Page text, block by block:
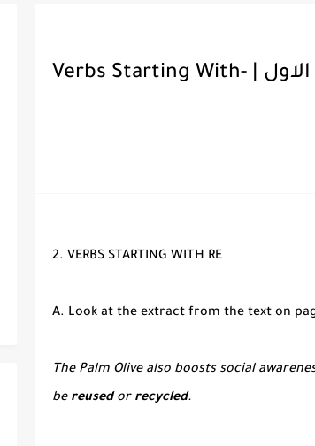
Traveller 5 | ثالث ثانوي الفصل الدراسي الاول | -Verbs Starting With
2. VERBS STARTING WITH RE
A. Look at the extract from the text on
The Palm Olive also boosts social
be reusedor recycled.